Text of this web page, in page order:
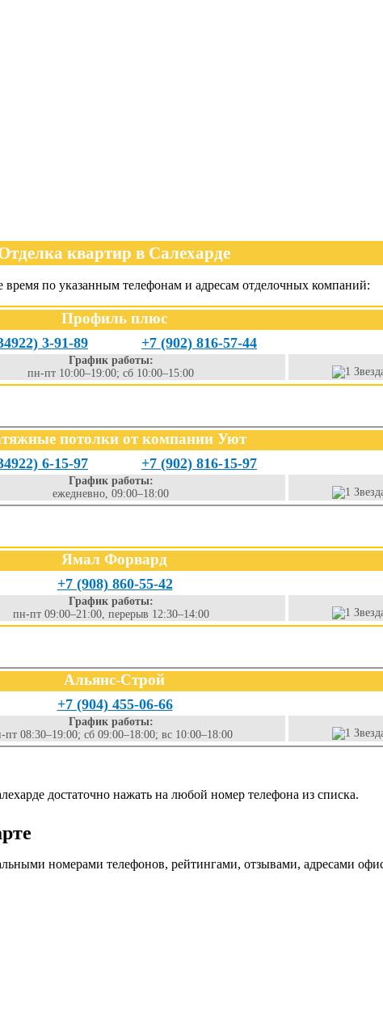
квартир в Салехарде
время по указанным телефонам и адресам отделочных компаний:
Профиль плюс
3-91-89 +7 (902) 816-57-44
График работы:
пн-пт 10:00–19:00; сб 10:00–15:00
потолки от компании Уют
6-15-97 +7 (902) 816-15-97
График работы:
ежедневно, 09:00–18:00
Ямал Форвард
+7 (908) 860-55-42
График работы:
пн-пт 09:00–21:00, перерыв 12:30–14:00
Альянс-Строй
+7 (904) 455-06-66
График работы:
пт 08:30–19:00; сб 09:00–18:00; вс 10:00–18:00
достаточно нажать на любой номер телефона из списка.
номерами телефонов, рейтингами, отзывами, адресами